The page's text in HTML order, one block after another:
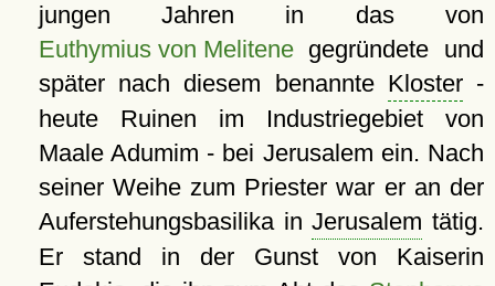
jungen Jahren in das von
Euthymius von Melitenegegründete und
später nach diesem benannte Kloster-
heute Ruinen im Industriegebiet von
Maale Adumim - bei Jerusalem ein. Nach
seiner Weihe zum Priester war er an der
Auferstehungsbasilika inJerusalem tätig.
Er stand in der Gunst von Kaiserin